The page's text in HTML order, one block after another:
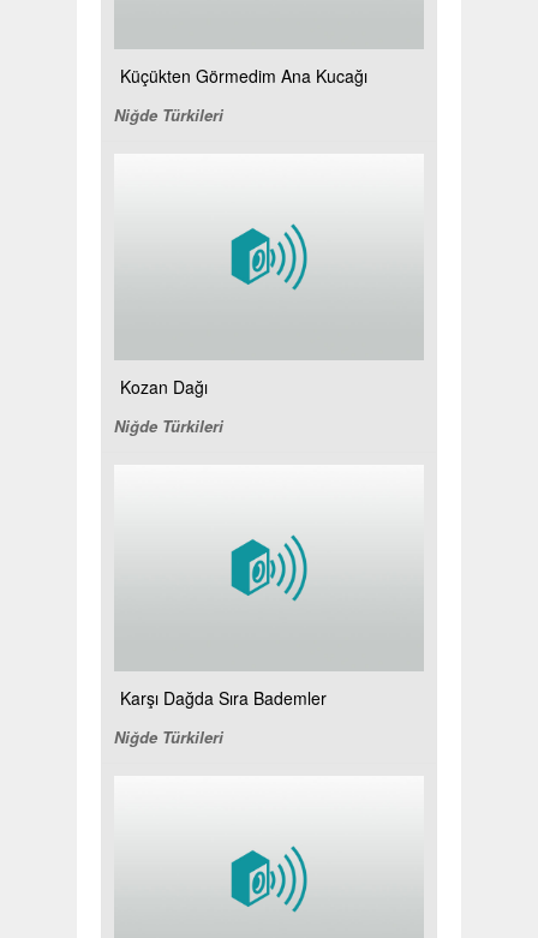
Küçükten Görmedim Ana Kucağı
Niğde Türkileri
Kozan Dağı
Niğde Türkileri
Karşı Dağda Sıra Bademler
Niğde Türkileri